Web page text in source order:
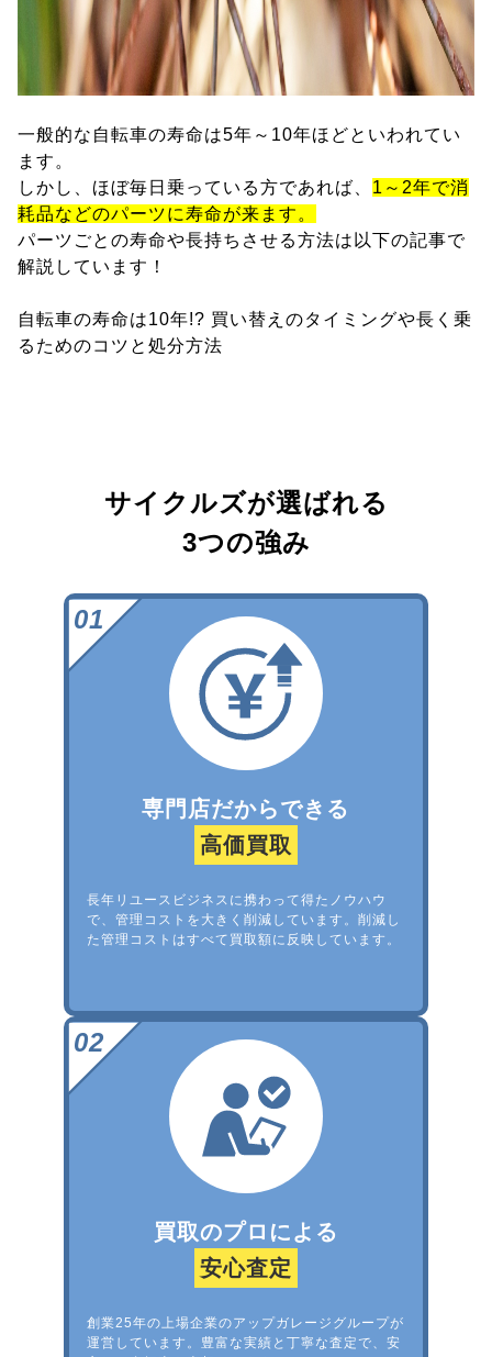
一般的な自転車の寿命は5年～10年ほどといわれてい
ます。
しかし、ほぼ毎日乗っている方であれば、 1～2年で消
耗品などのパーツに寿命が来ます。
パーツごとの寿命や長持ちさせる方法は以下の記事で
解説しています！
自転車の寿命は10年!? 買い替えのタイミングや長く乗
るためのコツと処分方法
サイクルズが選ばれる
3つの強み
専門店だからできる
高価買取
長年リユースビジネスに携わって得たノウハウ
で、管理コストを大きく削減しています。削減し
た管理コストはすべて買取額に反映しています。
買取のプロによる
安心査定
創業25年の上場企業のアップガレージグループが
運営しています。豊富な実績と丁寧な査定で、安